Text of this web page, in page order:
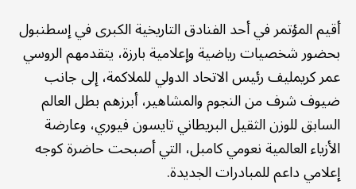
أقيم المؤتمر في أحد الفنادق التاريخية الكبرى في إسطنبول
بحضور شخصيات رياضية وإعلامية بارزة، يتقدمهم الروسي
عمر كريمليف رئيس الاتحاد الدولي للملاكمة، إلى جانب
ضيوف شرف من النجوم والمشاهير، أبرزهم بطل العالم
السابق للوزن الثقيل البريطاني تايسون فيوري، وعارضة
الأزياء العالمية نعومي كامبل، التي أصبحت حاضرة كوجه
إعلامي داعم للمبادرات الجديدة.